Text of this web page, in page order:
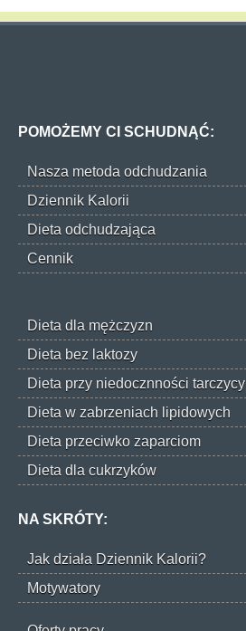
POMOŻEMY CI SCHUDNĄĆ:
Nasza metoda odchudzania
Dziennik Kalorii
Dieta odchudzająca
Cennik
Dieta dla mężczyzn
Dieta bez laktozy
Dieta przy niedocznności tarczycy
Dieta w zabrzeniach lipidowych
Dieta przeciwko zaparciom
Dieta dla cukrzyków
NA SKRÓTY:
Jak działa Dziennik Kalorii?
Motywatory